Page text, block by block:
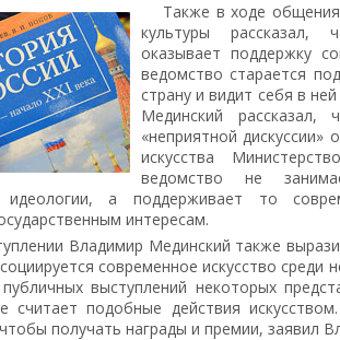
Также в ходе
культуры
оказывает поддержку
ведомство старается
страну и видит себя в
Мединский
«неприятной дискуссии»
искусства
ведомство не
идеологии, а поддерживает то
интересам.
Владимир Мединский также
современное искусство
выступлений некоторых
считает подобные действия
получать награды и премии, заявил